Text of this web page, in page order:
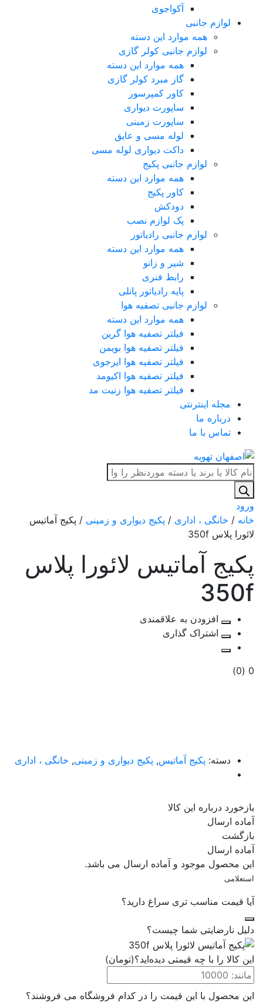
آکواجوی
لوازم جانبی
همه موارد این دسته
لوازم جانبی کولر گازی
همه موارد این دسته
گاز مبرد کولر گازی
کاور کمپرسور
ساپورت دیواری
ساپورت زمینی
لوله مسی و عایق
داکت دیواری لوله مسی
لوازم جانبی پکیج
همه موارد این دسته
کاور پکیج
دودکش
پک لوازم نصب
لوازم جانبی رادیاتور
همه موارد این دسته
شیر و زانو
رابط فنری
پایه رادیاتور پانلی
لوازم جانبی تصفیه هوا
همه موارد این دسته
فیلتر تصفیه هوا گرین
فیلتر تصفیه هوا بویمن
فیلتر تصفیه هوا ایرجوی
فیلتر تصفیه هوا اکیومد
فیلتر تصفیه هوا زنیت مد
مجله اینترنتی
درباره ما
تماس با ما
Products
search
ورود
خانه / خانگی ، اداری / پکیج دیواری و زمینی / پکیج آماتیس
لائورا پلاس 350f
پکیج آماتیس لائورا پلاس
350f
افزودن به علاقمندی
اشتراک گذاری
0
(0)
دسته: پکیج آماتیس, پکیج دیواری و زمینی, خانگی ، اداری
بازخورد درباره این کالا
آماده ارسال
بازگشت
آماده ارسال
این محصول موجود و آماده ارسال می باشد.
استعلامی
آیا قیمت مناسب تری سراغ دارید؟
دلیل نارضایتی شما چیست؟
این کالا را با چه قیمتی دیده‌اید؟(تومان)
این محصول با این قیمت را در کدام فروشگاه می فروشند؟